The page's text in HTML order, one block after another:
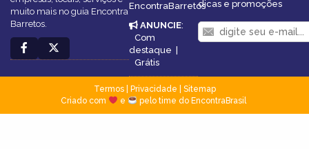
muito mais no guia Encontra
Barretos.
EncontraBarretos
ANUNCIE:
Com
destaque |
Grátis
dicas e promoções
Termos| Privacidade
Sitemap
Criado com
e pelo time do EncontraBrasil